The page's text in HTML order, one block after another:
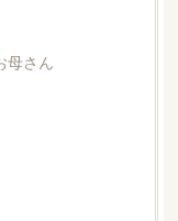
母さん